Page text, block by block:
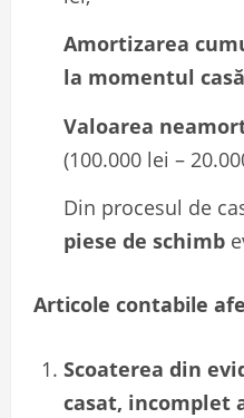
Amortizarea
la momentul
Valoarea
(100.000 lei –
Din procesul de
piese de schimb
Articole contabile
Scoaterea din
casat, incomplet